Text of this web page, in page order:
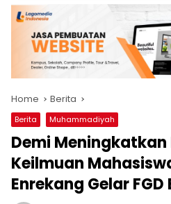
Home Berita
Berita Muhammadiyah
Demi
Keilmuan
Enrekang Gelar FGD